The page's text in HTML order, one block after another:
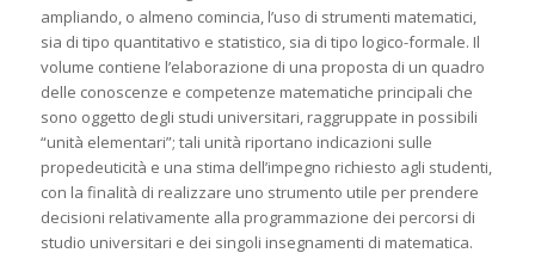
ampliando, o almeno comincia, l’uso di strumenti matematici,
sia di tipo quantitativo e statistico, sia di tipo logico-formale. Il
volume contiene l’elaborazione di una proposta di un quadro
delle conoscenze e competenze matematiche principali che
sono oggetto degli studi universitari, raggruppate in possibili
“unità elementari”; tali unità riportano indicazioni sulle
propedeuticità e una stima dell’impegno richiesto agli studenti,
con la finalità di realizzare uno strumento utile per prendere
decisioni relativamente alla programmazione dei percorsi di
studio universitari e dei singoli insegnamenti di matematica.